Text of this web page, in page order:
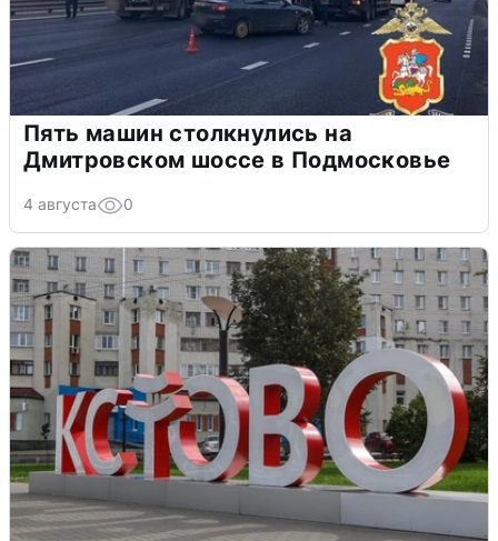
Пять машин столкнулись на
Дмитровском шоссе в Подмосковье
4 августа 0